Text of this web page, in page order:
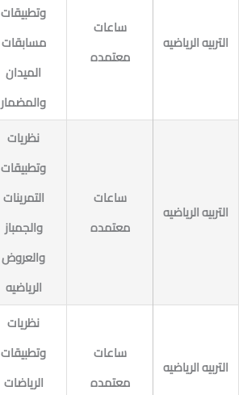
التربيه الرياضيه
ساعات
معتمده
وتطبيقات
مسابقات
الميدان
والمضمار
التربيه الرياضيه
ساعات
معتمده
نظريات
وتطبيقات
التمرينات
والجمباز
والعروض
الرياضيه
التربيه الرياضيه
ساعات
معتمده
نظريات
وتطبيقات
الرياضات